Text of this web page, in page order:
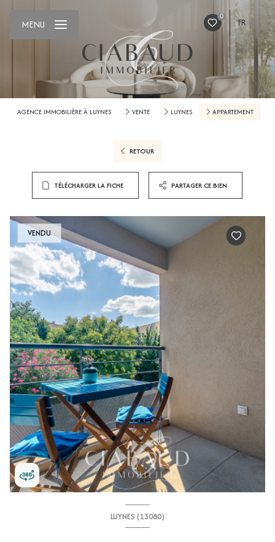
0
FR
MENU
AGENCE IMMOBILIÈRE À LUYNES VENTE LUYNES APPARTEMENT
RETOUR
TÉLÉCHARGER LA FICHE PARTAGER CE BIEN
VENDU
LUYNES (13080)